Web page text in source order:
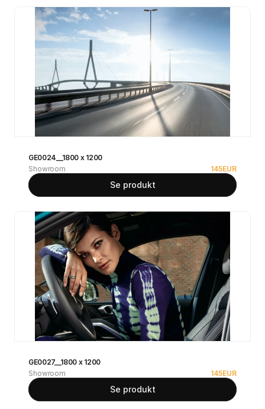
GE0024__1800 x 1200
Showroom
145EUR
Se produkt
GE0027__1800 x 1200
Showroom
145EUR
Se produkt